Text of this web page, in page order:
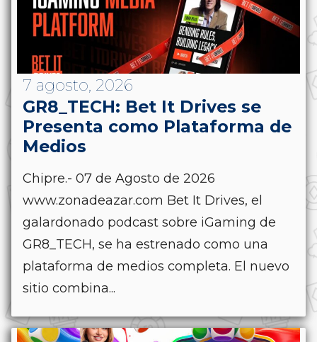
7 agosto, 2026
GR8_TECH: Bet It Drives se
Presenta como Plataforma de
Medios
Chipre.- 07 de Agosto de 2026
www.zonadeazar.com Bet It Drives, el
galardonado podcast sobre iGaming de
GR8_TECH, se ha estrenado como una
plataforma de medios completa. El nuevo
sitio combina...